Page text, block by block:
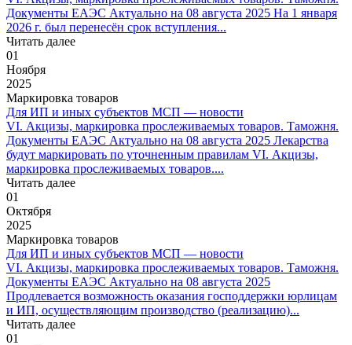
Документы ЕАЭС Актуально на 08 августа 2025 На 1 января
2026 г. был перенесён срок вступления...
Читать далее
01
Ноября
2025
Маркировка товаров
Для ИП и иных субъектов МСП — новости
VI. Акцизы, маркировка прослеживаемых товаров. Таможня.
Документы ЕАЭС Актуально на 08 августа 2025 Лекарства
будут маркировать по уточненным правилам VI. Акцизы,
маркировка прослеживаемых товаров....
Читать далее
01
Октября
2025
Маркировка товаров
Для ИП и иных субъектов МСП — новости
VI. Акцизы, маркировка прослеживаемых товаров. Таможня.
Документы ЕАЭС Актуально на 08 августа 2025
Продлевается возможность оказания господдержки юрлицам
и ИП, осуществляющим производство (реализацию)...
Читать далее
01